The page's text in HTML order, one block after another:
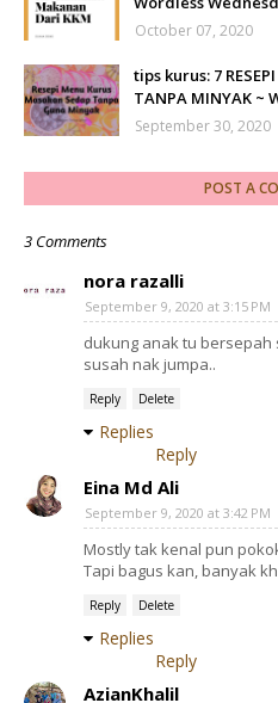
October 07, 2020
tips kurus: 7
TANPA MINYAK ~
September 30, 2020
POST A
3 Comments
nora razalli
September 9, 2020 at 3:15 PM
dukung anak tu
susah nak jumpa..
Reply Delete
Replies
Reply
Eina Md Ali
September 9, 2020 at 3:42 PM
Mostly tak kenal pun
Tapi bagus kan, banyak
Reply Delete
Replies
Reply
AzianKhalil